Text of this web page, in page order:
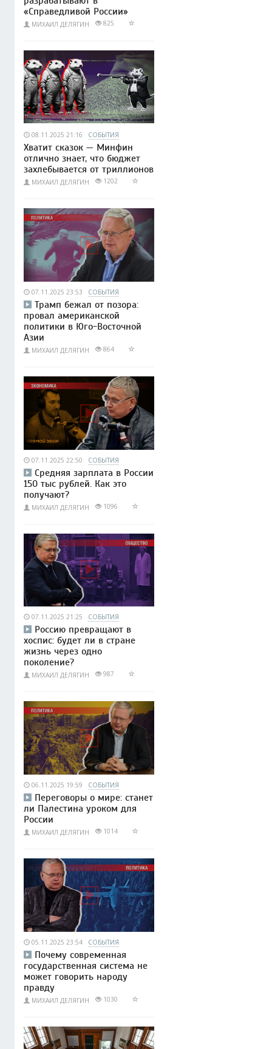
«Справедливой России»
МИХАИЛ ДЕЛЯГИН 825
08.11.2025 21:16 СОБЫТИЯ
Хватит сказок — Минфин
отлично знает, что бюджет
захлебывается от триллионов
МИХАИЛ ДЕЛЯГИН 1202
07.11.2025 23:53 СОБЫТИЯ
Трамп бежал от позора:
провал американской
политики в Юго-Восточной
Азии
МИХАИЛ ДЕЛЯГИН 864
07.11.2025 22:50 СОБЫТИЯ
Средняя зарплата в России
150 тыс рублей. Как это
получают?
МИХАИЛ ДЕЛЯГИН 1096
07.11.2025 21:25 СОБЫТИЯ
Россию превращают в
хоспис: будет ли в стране
жизнь через одно
поколение?
МИХАИЛ ДЕЛЯГИН 987
06.11.2025 19:59 СОБЫТИЯ
Переговоры о мире: станет
ли Палестина уроком для
России
МИХАИЛ ДЕЛЯГИН 1014
05.11.2025 23:54 СОБЫТИЯ
Почему современная
государственная система не
может говорить народу
правду
МИХАИЛ ДЕЛЯГИН 1030